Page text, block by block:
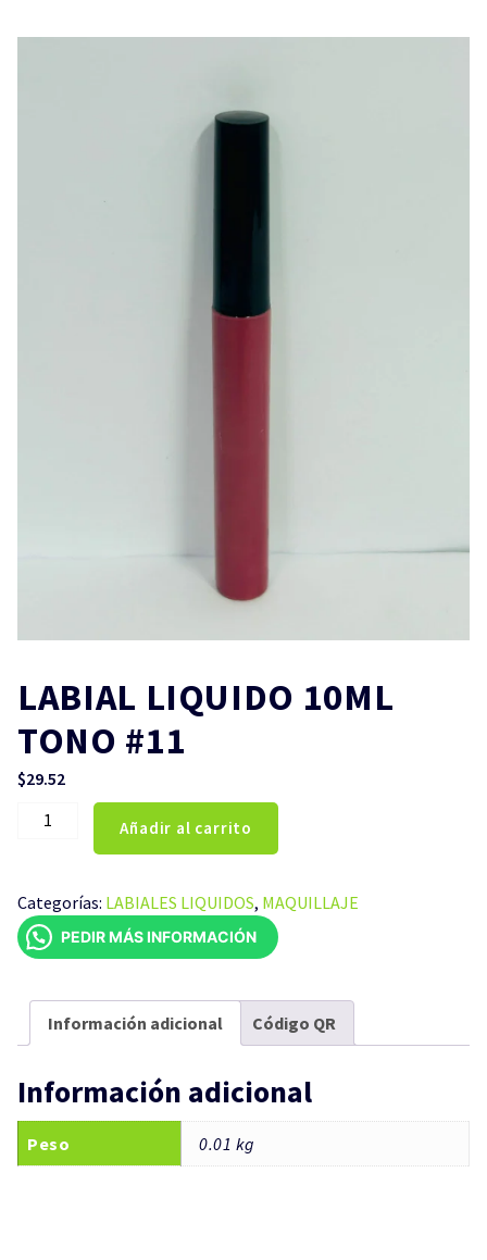
LABIAL LIQUIDO 10ML
TONO #11
$29.52
LABIAL
TONO
#11
cantidad
Añadir al carrito
Categorías: LABIALES LIQUIDOS, MAQUILLAJE
PEDIR MÁS INFORMACIÓN
Información adicional Código QR
Información adicional
Peso 0.01 kg